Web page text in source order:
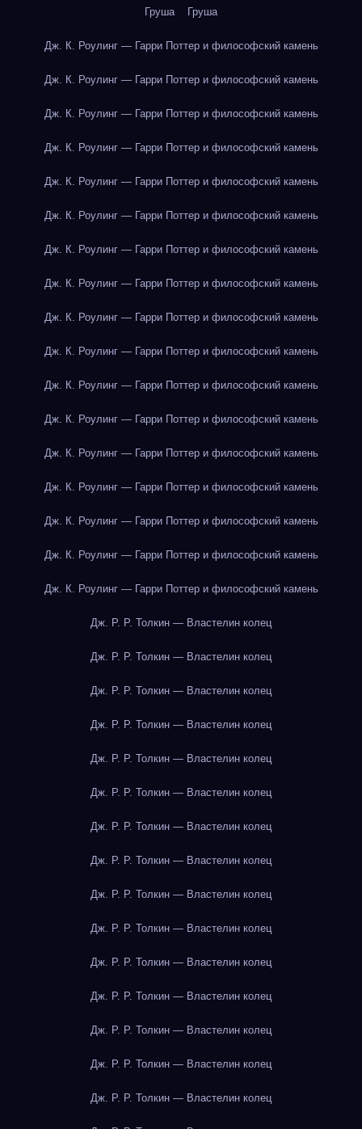
Груша Груша
Дж. К. Роулинг — Гарри Поттер и философский камень
Дж. К. Роулинг — Гарри Поттер и философский камень
Дж. К. Роулинг — Гарри Поттер и философский камень
Дж. К. Роулинг — Гарри Поттер и философский камень
Дж. К. Роулинг — Гарри Поттер и философский камень
Дж. К. Роулинг — Гарри Поттер и философский камень
Дж. К. Роулинг — Гарри Поттер и философский камень
Дж. К. Роулинг — Гарри Поттер и философский камень
Дж. К. Роулинг — Гарри Поттер и философский камень
Дж. К. Роулинг — Гарри Поттер и философский камень
Дж. К. Роулинг — Гарри Поттер и философский камень
Дж. К. Роулинг — Гарри Поттер и философский камень
Дж. К. Роулинг — Гарри Поттер и философский камень
Дж. К. Роулинг — Гарри Поттер и философский камень
Дж. К. Роулинг — Гарри Поттер и философский камень
Дж. К. Роулинг — Гарри Поттер и философский камень
Дж. К. Роулинг — Гарри Поттер и философский камень
Дж. Р. Р. Толкин — Властелин колец
Дж. Р. Р. Толкин — Властелин колец
Дж. Р. Р. Толкин — Властелин колец
Дж. Р. Р. Толкин — Властелин колец
Дж. Р. Р. Толкин — Властелин колец
Дж. Р. Р. Толкин — Властелин колец
Дж. Р. Р. Толкин — Властелин колец
Дж. Р. Р. Толкин — Властелин колец
Дж. Р. Р. Толкин — Властелин колец
Дж. Р. Р. Толкин — Властелин колец
Дж. Р. Р. Толкин — Властелин колец
Дж. Р. Р. Толкин — Властелин колец
Дж. Р. Р. Толкин — Властелин колец
Дж. Р. Р. Толкин — Властелин колец
Дж. Р. Р. Толкин — Властелин колец